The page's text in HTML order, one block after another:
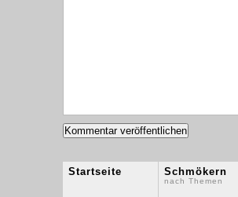
Startseite Schmökern
nach Themen